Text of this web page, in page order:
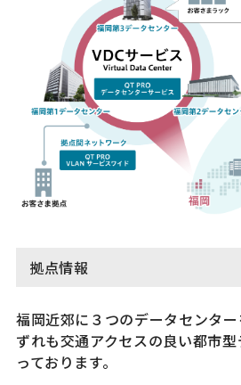
拠点情報
福岡近郊に３つのデータセンタ
ずれも交通アクセスの良い都市
っております。